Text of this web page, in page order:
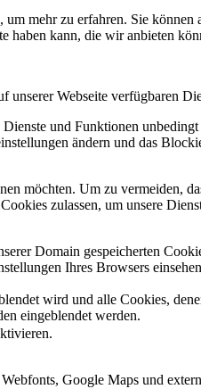
mehr zu erfahren. Sie
haben kann, die wir anbieten
Webseite verfügbaren
und Funktionen
ändern und das
möchten. Um zu vermeiden,
zulassen, um unsere
Domain gespeicherten
Ihres Browsers
wird und alle Cookies,
eingeblendet werden.
Google Maps und